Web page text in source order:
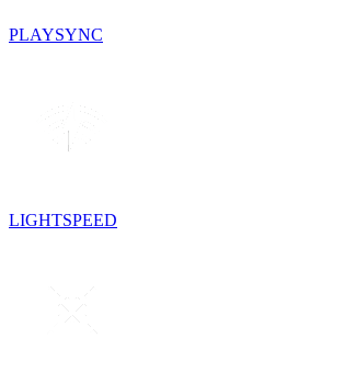
PLAYSYNC
LIGHTSPEED